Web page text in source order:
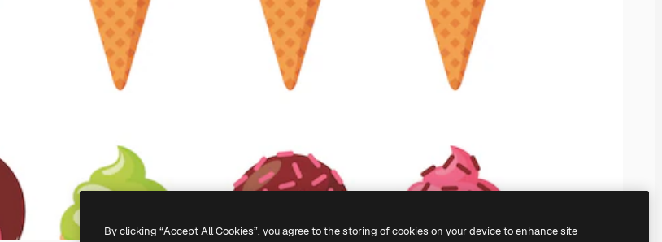
By clicking “Accept All Cookies”, you agree to the storing of cookies on your device to enhance site